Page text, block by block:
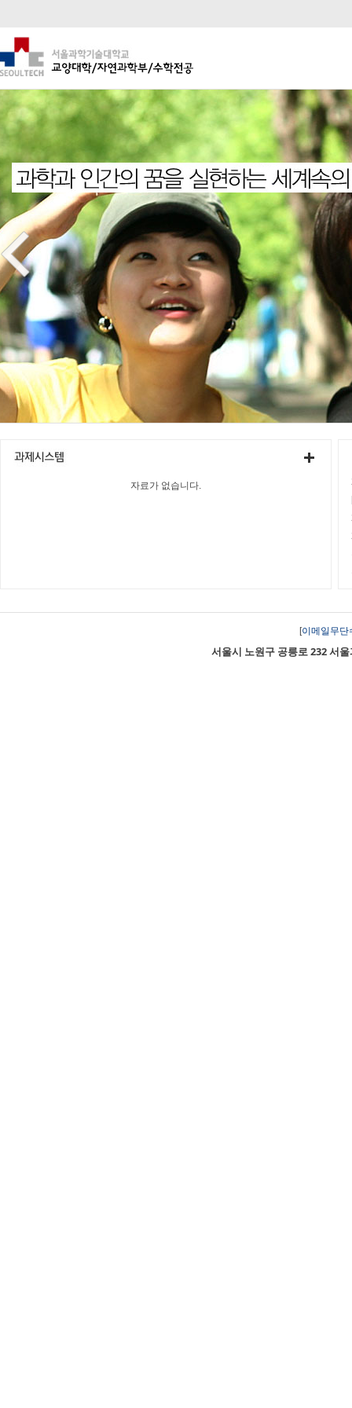
자료가 없습니다.
[이메일무단
서울시 노원구 공릉로 232 서